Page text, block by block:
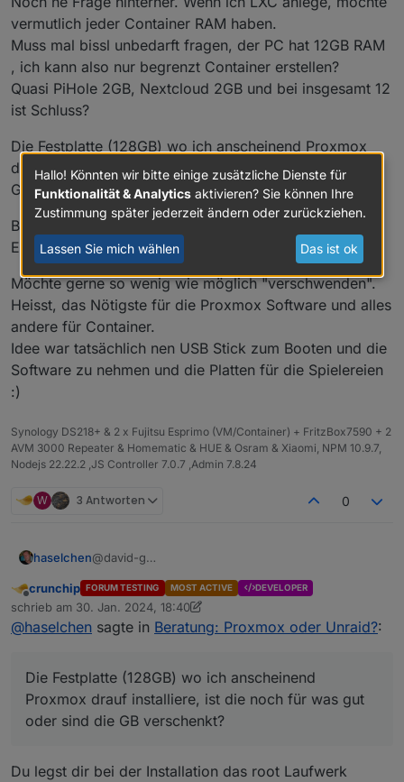
Haus und und 2x extern).
vermutlich jeder Container RAM haben.
Muss mal bissl unbedarft fragen, der PC hat 12GB RAM
, ich kann also nur begrenzt Container erstellen?
Quasi PiHole 2GB, Nextcloud 2GB und bei insgesamt 12
ist Schluss?
Die Festplatte (128GB) wo ich anscheinend Proxmox
drauf installiere, ist die noch für was gut oder sind die
GB verschenkt?
Bin noch so im Windows Modus.
Es ist ja noch eine 2. Platte drin (500GB, NVME)
Möchte gerne so wenig wie möglich "verschwenden".
Heisst, das Nötigste für die Proxmox Software und alles
andere für Container.
Idee war tatsächlich nen USB Stick zum Booten und die
Software zu nehmen und die Platten für die Spielereien
:)
Synology DS218+ & 2 x Fujitsu Esprimo (VM/Container) + FritzBox7590 + 2
AVM 3000 Repeater & Homematic & HUE & Osram & Xiaomi, NPM 10.9.7,
Nodejs 22.22.2 ,JS Controller 7.0.7 ,Admin 7.8.24
W 3 Antworten 0
haselchen@david-g
Noch ne Frage hinterher. Wenn ich LXC anlege,
möchte vermutlich jeder Container RAM haben.
Muss mal bissl unbedarft fragen, der PC hat 12GB
Quasi PiHole 2GB, Nextcloud 2GB und bei
insgesamt 12 ist Schluss?
Die Festplatte (128GB) wo ich anscheinend Proxmox
Es ist ja noch eine 2. Platte drin (500GB, NVME)
Möchte gerne so wenig wie möglich
"verschwenden".
Heisst, das Nötigste für die Proxmox Software und
Idee war tatsächlich nen USB Stick zum Booten und
Offline
crunchip FORUM TESTING MOST ACTIVE DEVELOPER
schrieb am 30. Jan. 2024, 18:40
zuletzt editiert von crunchip
@haselchen sagte in Beratung: Proxmox oder Unraid?:
Die Festplatte (128GB) wo ich anscheinend
Proxmox drauf installiere, ist die noch für was gut
oder sind die GB verschenkt?
Du legst dir bei der Installation das root Laufwerk
Hallo! Könnten wir bitte einige zusätzliche Dienste für
Funktionalität & Analytics aktivieren? Sie können Ihre
Zustimmung später jederzeit ändern oder zurückziehen.
Lassen Sie mich wählen Das ist ok